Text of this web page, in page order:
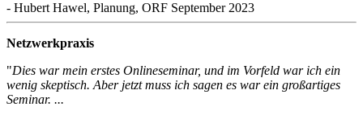
- Hubert Hawel, Planung, ORF September 2023
Netzwerkpraxis
"Dies war mein erstes Onlineseminar, und im Vorfeld war ich ein
wenig skeptisch. Aber jetzt muss ich sagen es war ein großartiges
Seminar. ...